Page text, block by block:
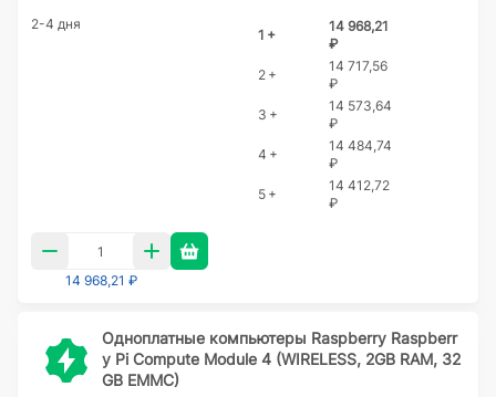
2-4 дня
1 +
14 968,21
₽
2 +
14 717,56
₽
3 +
14 573,64
₽
4 +
14 484,74
₽
5 +
14 412,72
₽
14 968,21 ₽
Одноплатные компьютеры Raspberry Raspberr
y Pi Compute Module 4 (WIRELESS, 2GB RAM, 32
GB EMMC)